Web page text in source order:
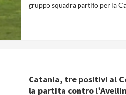
gruppo squadra partito per la
Catania, tre positivi al
la partita contro